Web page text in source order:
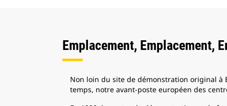
Emplacement, Emplacement,
Non loin du site de démonstration original à
temps, notre avant-poste européen des